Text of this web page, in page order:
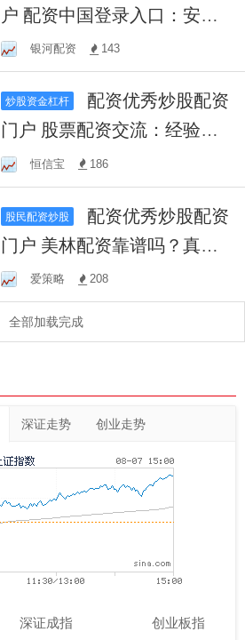
户 配资中国登录入口：安全
便捷的投资平台
银河配资 143
炒股资金杠杆
门户 股票配资交流：经验分
享与风险探讨
恒信宝 186
股民配资炒股
门户 美林配资靠谱吗？真相
揭秘与风险评估
爱策略 208
全部加载完成
深证走势 创业走势
深证成指 创业板指